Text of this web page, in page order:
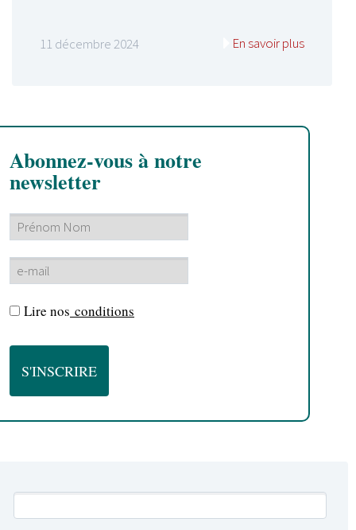
11 décembre 2024 En savoir plus
Abonnez-vous à notre
newsletter
Lire nos conditions